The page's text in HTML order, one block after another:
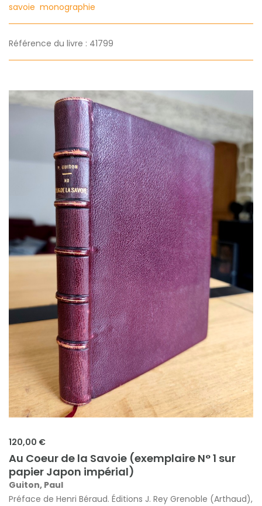
savoie monographie
Référence du livre : 41799
120,00 €
Au Coeur de la Savoie (exemplaire N° 1 sur
papier Japon impérial)
Guiton, Paul
Préface de Henri Béraud. Éditions J. Rey Grenoble (Arthaud),